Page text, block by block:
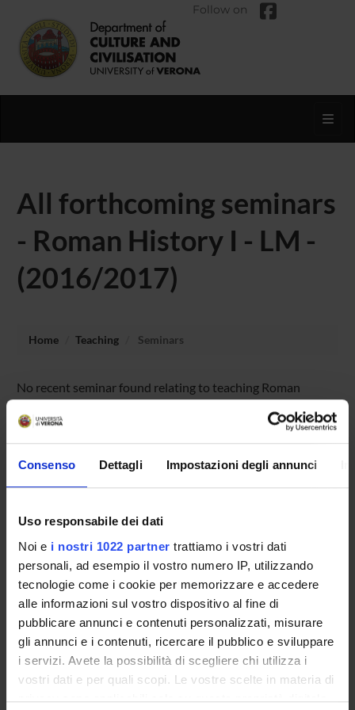
Consenso Dettagli Impostazioni degli annunci
Uso responsabile dei dati
Noi e i nostri 1022 partner trattiamo i vostri dati
personali, ad esempio il vostro numero IP, utilizzando
tecnologie come i cookie per memorizzare e accedere
alle informazioni sul vostro dispositivo al fine di
pubblicare annunci e contenuti personalizzati, misurare
gli annunci e i contenuti, ricercare il pubblico e sviluppare
i servizi. Avete la possibilità di scegliere chi utilizza i
vostri dati e per quali scopi. Le vostre scelte in materia di
privacy sono applicabili solo su questa proprietà digitale
Follow on
All forthcoming seminars
- Roman History I - LM -
(2016/2017)
Home Teaching Seminars
No recent seminar found relating to teaching Roman
History I - LM.
PHD PROGRAMMES AND POSTGRADUATE
TRAINING
Contacts
People
Places
Calendar